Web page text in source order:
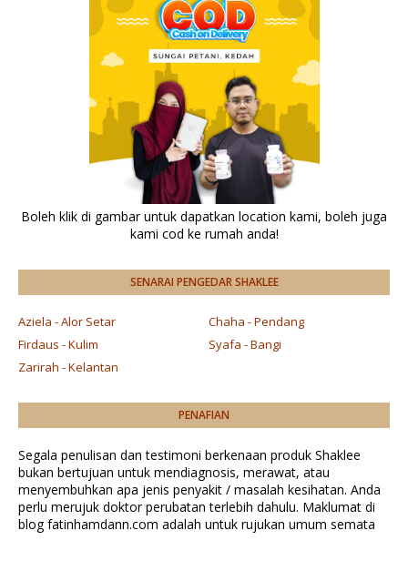
Boleh klik di gambar untuk dapatkan location kami, boleh juga
kami cod ke rumah anda!
SENARAI PENGEDAR SHAKLEE
Aziela - Alor Setar
Chaha - Pendang
Firdaus - Kulim
Syafa - Bangi
Zarirah - Kelantan
PENAFIAN
Segala penulisan dan testimoni berkenaan produk Shaklee
bukan bertujuan untuk mendiagnosis, merawat, atau
menyembuhkan apa jenis penyakit / masalah kesihatan. Anda
perlu merujuk doktor perubatan terlebih dahulu. Maklumat di
blog fatinhamdann.com adalah untuk rujukan umum semata